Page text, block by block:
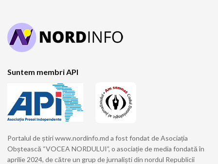
Suntem membri API
Portalul de știri www.nordinfo.md a fost fondat de Asociația
Obștească “VOCEA NORDULUI”, o asociație de media fondată în
aprilie 2024, de către un grup de jurnaliști din nordul Republicii